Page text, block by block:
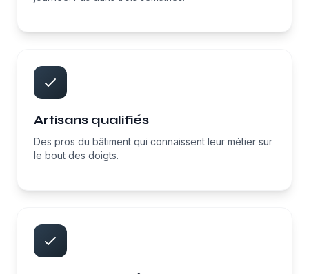
Artisans qualifiés
Des pros du bâtiment qui connaissent leur métier sur
le bout des doigts.